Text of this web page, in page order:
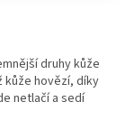
druhy kůže
kůže hovězí, díky
netlačí a sedí